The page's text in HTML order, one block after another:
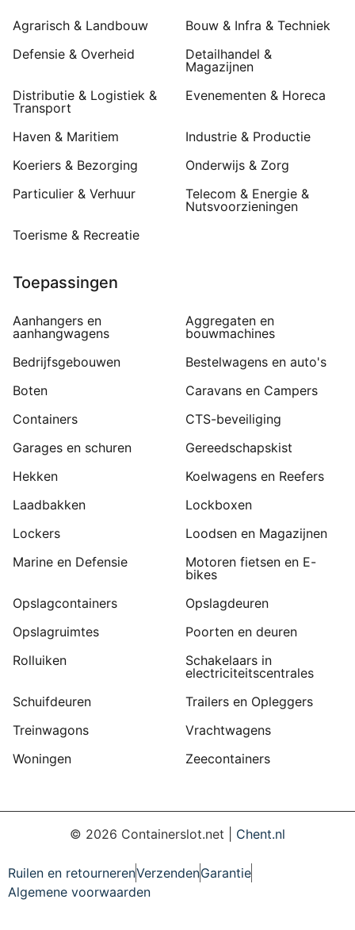
Agrarisch & Landbouw
Bouw & Infra & Techniek
Defensie & Overheid
Detailhandel &
Magazijnen
Distributie & Logistiek &
Transport
Evenementen & Horeca
Haven & Maritiem
Industrie & Productie
Koeriers & Bezorging
Onderwijs & Zorg
Particulier & Verhuur
Telecom & Energie &
Nutsvoorzieningen
Toerisme & Recreatie
Toepassingen
Aanhangers en
aanhangwagens
Aggregaten en
bouwmachines
Bedrijfsgebouwen
Bestelwagens en auto's
Boten
Caravans en Campers
Containers
CTS-beveiliging
Garages en schuren
Gereedschapskist
Hekken
Koelwagens en Reefers
Laadbakken
Lockboxen
Lockers
Loodsen en Magazijnen
Marine en Defensie
Motoren fietsen en E-
bikes
Opslagcontainers
Opslagdeuren
Opslagruimtes
Poorten en deuren
Rolluiken
Schakelaars in
electriciteitscentrales
Schuifdeuren
Trailers en Opleggers
Treinwagons
Vrachtwagens
Woningen
Zeecontainers
© 2026 Containerslot.net | Chent.nl
Ruilen en retournerenVerzendenGarantie
Algemene voorwaarden